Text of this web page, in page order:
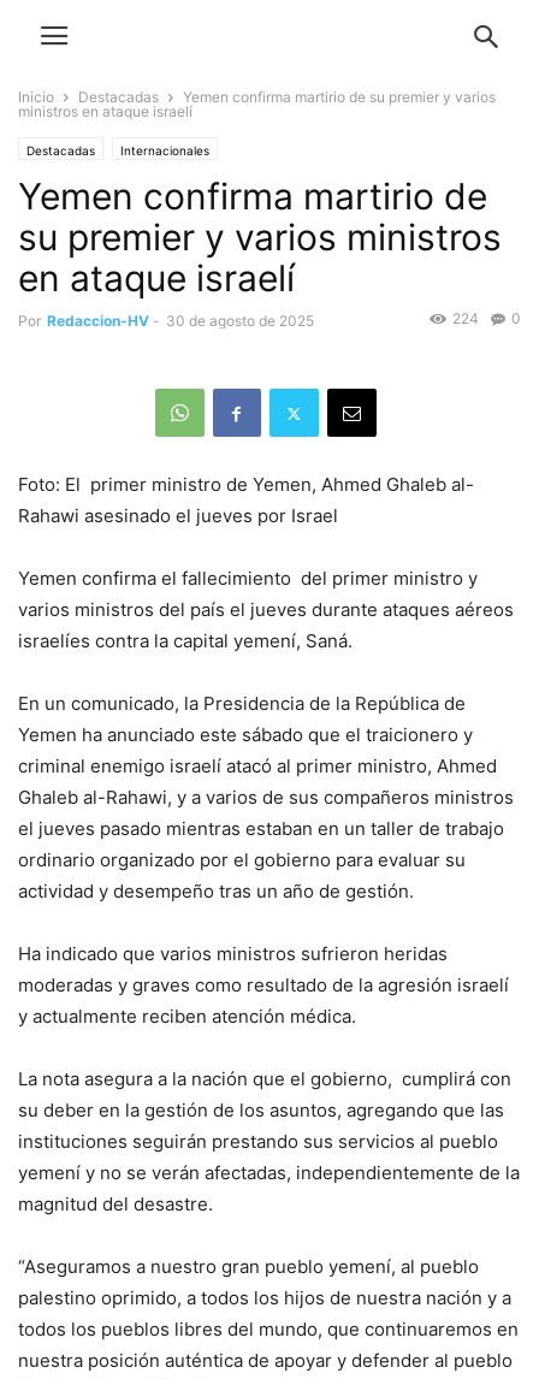
Inicio Destacadas
Yemen confirma martirio de su premier y varios
ministros en ataque israelí
Destacadas Internacionales
Yemen confirma martirio de
su premier y varios ministros
en ataque israelí
Por Redaccion-HV - 30 de agosto de 2025 0
224
Foto: El primer ministro de Yemen, Ahmed Ghaleb al-
Rahawi asesinado el jueves por Israel
Yemen confirma el fallecimiento del primer ministro y
varios ministros del país el jueves durante ataques aéreos
israelíes contra la capital yemení, Saná.
En un comunicado, la Presidencia de la República de
Yemen ha anunciado este sábado que el traicionero y
criminal enemigo israelí atacó al primer ministro, Ahmed
Ghaleb al-Rahawi, y a varios de sus compañeros ministros
el jueves pasado mientras estaban en un taller de trabajo
ordinario organizado por el gobierno para evaluar su
actividad y desempeño tras un año de gestión.
Ha indicado que varios ministros sufrieron heridas
moderadas y graves como resultado de la agresión israelí
y actualmente reciben atención médica.
La nota asegura a la nación que el gobierno, cumplirá con
su deber en la gestión de los asuntos, agregando que las
instituciones seguirán prestando sus servicios al pueblo
yemení y no se verán afectadas, independientemente de la
magnitud del desastre.
“Aseguramos a nuestro gran pueblo yemení, al pueblo
palestino oprimido, a todos los hijos de nuestra nación y a
todos los pueblos libres del mundo, que continuaremos en
nuestra posición auténtica de apoyar y defender al pueblo